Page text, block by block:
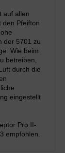
auf allen
den Pfeifton
der 5701 zu
Wie beim
betreiben,
durch die
eingestellt
Pro II-
empfohlen.